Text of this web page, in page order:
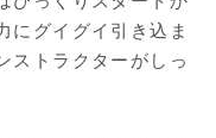
にグイグイ引き込ま
ストラクターがしっ